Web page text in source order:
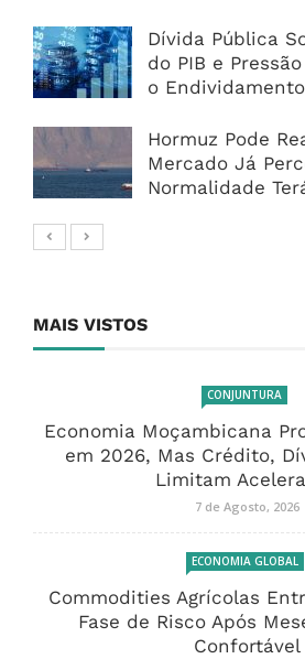
Dívida Pública
do PIB e
o
Hormuz Pode
Mercado Já
Normalidade
MAIS VISTOS
CONJUNTURA
Economia Moçambicana
em 2026, Mas Crédito,
Limitam
7 de Agosto, 2026
ECONOMIA GLOBAL
Commodities Agrícolas
Fase de Risco Após
Confortável